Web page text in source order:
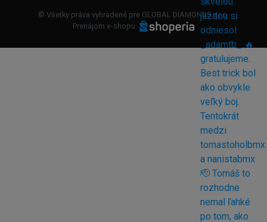
© Všetky práva vyhradené pre GLOBAL DIAMONDS s.r.o.
Prenájom e-shopu